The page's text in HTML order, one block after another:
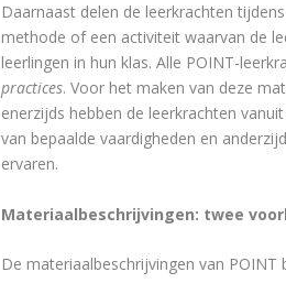
Daarnaast delen de leerkrachten
methode of een activiteit waarvan de
leerlingen in hun klas. Alle POINT-
practices. Voor het maken van deze
enerzijds hebben de leerkrachten
van bepaalde vaardigheden en
ervaren.
Materiaalbeschrijvingen: twee
De materiaalbeschrijvingen van